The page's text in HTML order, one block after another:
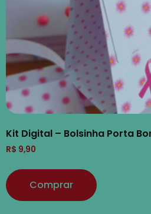
Kit Digital – Bolsinha Porta
R$ 9,90
Comprar